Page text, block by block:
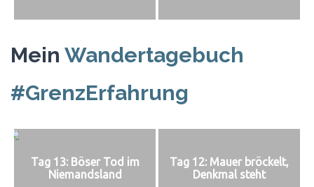
Mein Wandertagebuch
#GrenzErfahrung
Tag 13: Böser Tod im
Niemandsland
Tag 12: Mauer bröckelt,
Denkmal steht